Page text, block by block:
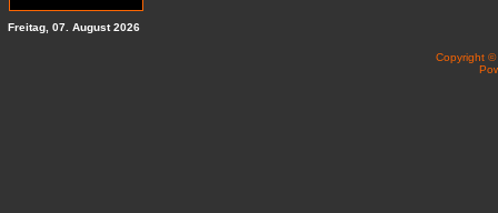
Freitag, 07. August 2026
Copyright